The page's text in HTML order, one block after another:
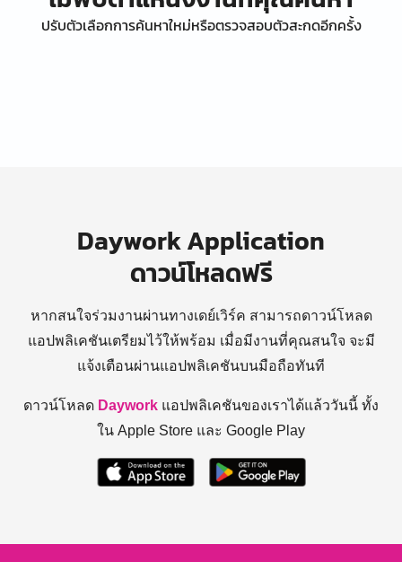
ปรับตัวเลือกการค้นหาใหม่หรือตรวจสอบตัวสะกดอีกครั้ง
Daywork Application
ดาวน์โหลดฟรี
หากสนใจร่วมงานผ่านทางเดย์เวิร์ค สามารถดาวน์โหลด
แอปพลิเคชันเตรียมไว้ให้พร้อม เมื่อมีงานที่คุณสนใจ จะมี
แจ้งเตือนผ่านแอปพลิเคชันบนมือถือทันที
ดาวน์โหลด Daywork แอปพลิเคชันของเราได้แล้ววันนี้ ทั้ง
ใน Apple Store และ Google Play